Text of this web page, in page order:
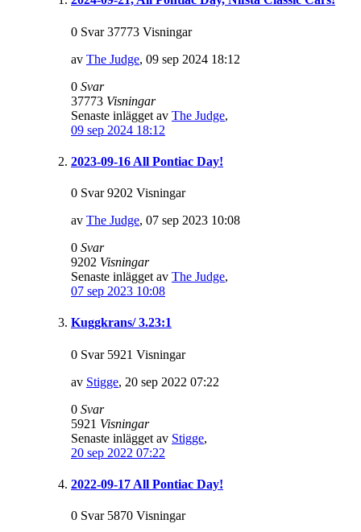
0 Svar 37773 Visningar
av The Judge, 09 sep 2024 18:12
0 Svar
37773 Visningar
Senaste inlägget av The Judge,
09 sep 2024 18:12
2023-09-16 All Pontiac Day!
0 Svar 9202 Visningar
av The Judge, 07 sep 2023 10:08
0 Svar
9202 Visningar
Senaste inlägget av The Judge,
07 sep 2023 10:08
Kuggkrans/ 3.23:1
0 Svar 5921 Visningar
av Stigge, 20 sep 2022 07:22
0 Svar
5921 Visningar
Senaste inlägget av Stigge,
20 sep 2022 07:22
2022-09-17 All Pontiac Day!
0 Svar 5870 Visningar